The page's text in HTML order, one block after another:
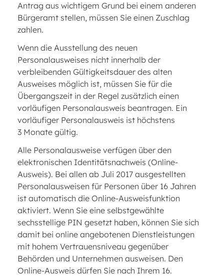
Antrag aus wichtigem Grund bei einem anderen
Bürgeramt stellen, müssen Sie einen Zuschlag
zahlen.
Wenn die Ausstellung des neuen
Personalausweises nicht innerhalb der
verbleibenden Gültigkeitsdauer des alten
Ausweises möglich ist, müssen Sie für die
Übergangszeit in der Regel zusätzlich einen
vorläufigen Personalausweis beantragen. Ein
vorläufiger Personalausweis ist höchstens
3 Monate gültig.
Alle Personalausweise verfügen über den
elektronischen Identitätsnachweis (Online-
Ausweis). Bei allen ab Juli 2017 ausgestellten
Personalausweisen für Personen über 16 Jahren
ist automatisch die Online-Ausweisfunktion
aktiviert. Wenn Sie eine selbstgewählte
sechsstellige PIN gesetzt haben, können Sie sich
damit bei online angebotenen Dienstleistungen
mit hohem Vertrauensniveau gegenüber
Behörden und Unternehmen ausweisen. Den
Online-Ausweis dürfen Sie nach Ihrem 16.